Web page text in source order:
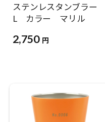
ステンレスタンブラー
L カラー マリル
2,750 円